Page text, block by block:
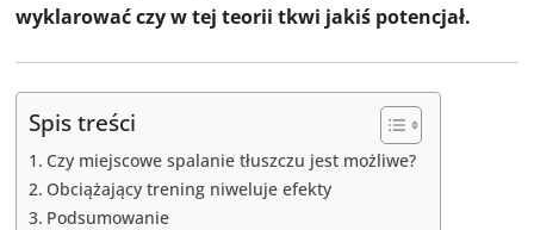
wyklarować czy w tej teorii tkwi jakiś potencjał.
Spis treści
Czy miejscowe spalanie tłuszczu jest możliwe?
Obciążający trening niweluje efekty
Podsumowanie